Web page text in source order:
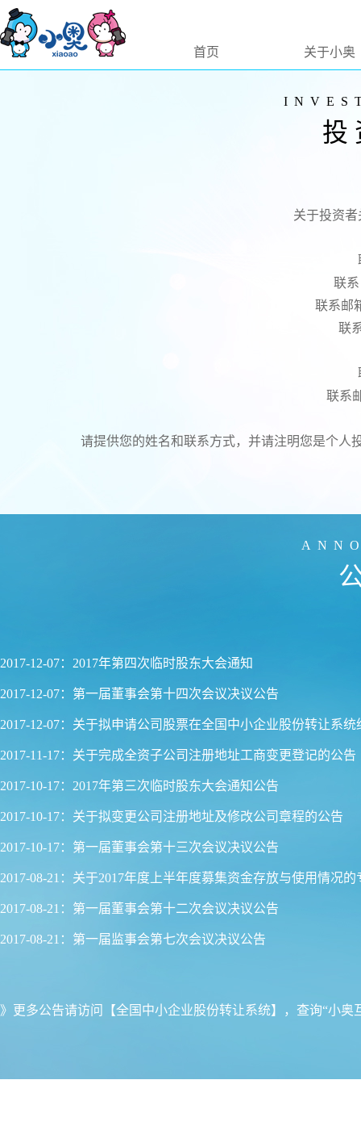
首页 关于小奥
投
关于投资
联系
联系邮
联
联系
请提供您的姓名和联系方式，并请注明您是个人
2017-12-07：2017年第四次临时股东大会通知
2017-12-07：第一届董事会第十四次会议决议公告
2017-12-07：关于拟申请公司股票在全国中小企业股份转让系
2017-11-17：关于完成全资子公司注册地址工商变更登记的公告
2017-10-17：2017年第三次临时股东大会通知公告
2017-10-17：关于拟变更公司注册地址及修改公司章程的公告
2017-10-17：第一届董事会第十三次会议决议公告
2017-08-21：关于2017年度上半年度募集资金存放与使用情况的
2017-08-21：第一届董事会第十二次会议决议公告
2017-08-21：第一届监事会第七次会议决议公告
》更多公告请访问 【全国中小企业股份转让系统】 ，查询“小奥